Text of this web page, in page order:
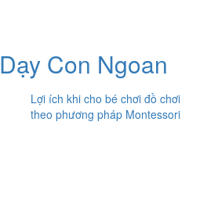
Dạy Con Ngoan
Lợi ích khi cho bé chơi đồ chơi
theo phương pháp Montessori